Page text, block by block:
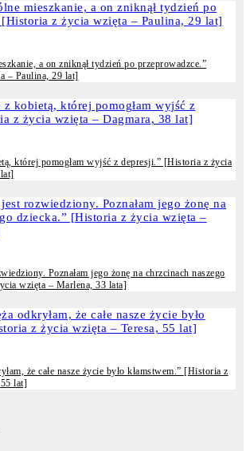
a on zniknął tydzień po przeprowadzce.”
– Paulina, 29 lat]
której pomogłam wyjść z depresji.” [Historia z życia
Poznałam jego żonę na chrzcinach naszego
wzięta – Marlena, 33 lata]
że całe nasze życie było kłamstwem.” [Historia z
lat]